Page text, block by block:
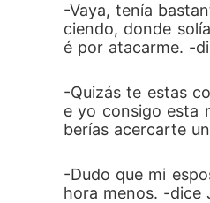
-Vaya, tenía
ciendo, donde
é por atacarme. -
-Quizás te estas
e yo consigo esta
berías acercarte
-Dudo que mi
hora menos. -dice